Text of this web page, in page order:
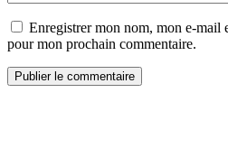
Enregistrer mon nom, mon e-mail
pour mon prochain commentaire.